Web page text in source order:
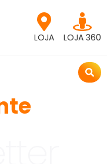
LOJA LOJA 360